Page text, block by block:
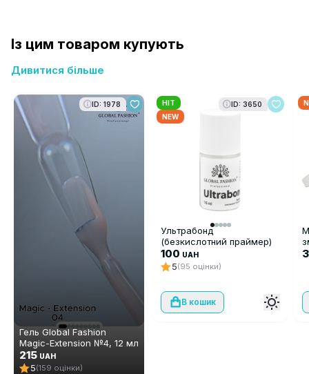
Із цим товаром купують
Дивитися більше
ID: 1978
Гель Global Fashion
Magic-Extension №4, 12 мл
(опт 6 шт)
215 UAH
5(159 оцінки)
HIT
NEW
ID: 3650
Ультрабонд
(безкислотний праймер)
Ultrabond Global Fashion,
15 мл
100 UAH
5(95 оцінки)
В кошик